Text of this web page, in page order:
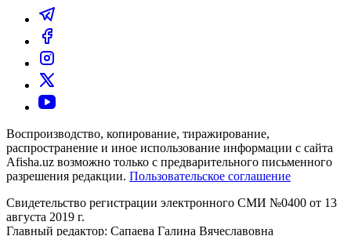
Воспроизводство, копирование, тиражирование,
распространение и иное использование информации с сайта
Afisha.uz возможно только с предварительного письменного
разрешения редакции. Пользовательское соглашение
Свидетельство регистрации электронного СМИ №0400 от 13
августа 2019 г.
Главный редактор: Сапаева Галина Вячеславовна